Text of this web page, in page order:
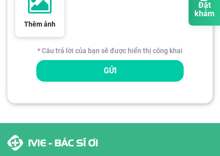
Đặt
khám
Thêm ảnh
* Câu trả lời của bạn sẽ được hiển thị công khai
GỬI